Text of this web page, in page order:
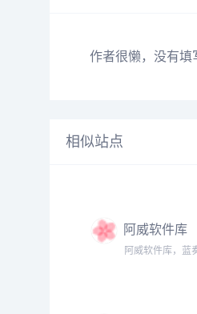
作者很懒，没有填
相似站点
阿威软件库
阿威软件库，蓝